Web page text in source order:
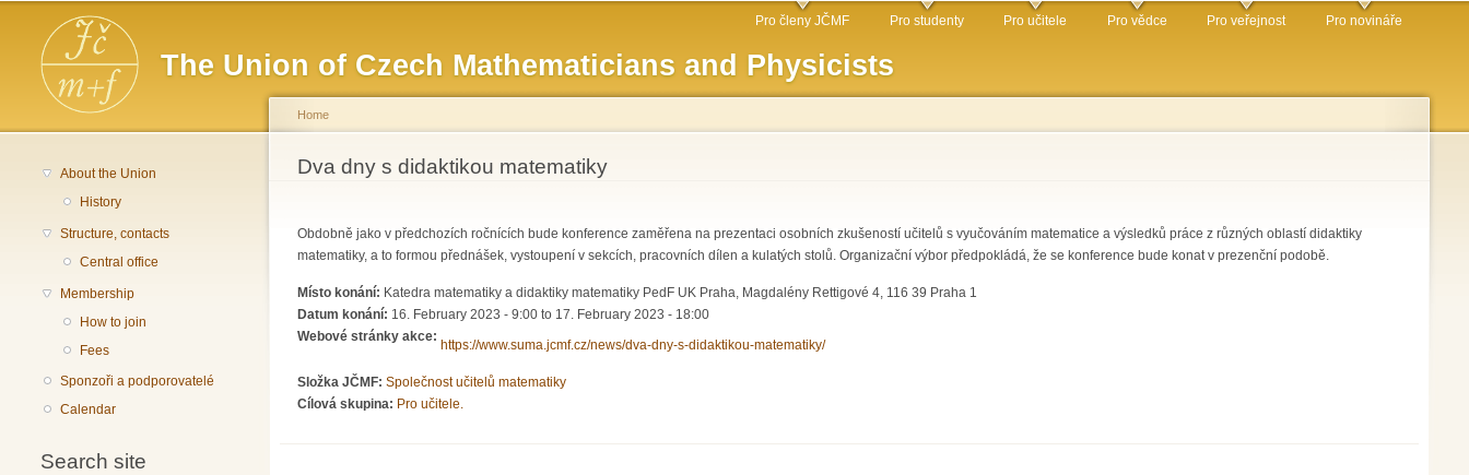
The Union of Czech Mathematicians and Physicists
Main menu Pro členy JČMF Pro studenty Pro učitele Pro vědce Pro veřejnost Pro novináře
About the Union
History
Structure, contacts
Central office
Membership
How to join
Fees
Sponzoři a podporovatelé
Calendar
Search site
You are here
Home
Dva dny s didaktikou matematiky
Obdobně jako v předchozích ročnících bude konference zaměřena na prezentaci osobních zkušeností učitelů s vyučováním matematice a výsledků práce z různých oblastí didaktiky
matematiky, a to formou přednášek, vystoupení v sekcích, pracovních dílen a kulatých stolů. Organizační výbor předpokládá, že se konference bude konat v prezenční podobě.
Místo konání: Katedra matematiky a didaktiky matematiky PedF UK Praha, Magdalény Rettigové 4, 116 39 Praha 1
Datum konání: 16. February 2023 - 9:00 to 17. February 2023 - 18:00
Webové stránky akce:
https://www.suma.jcmf.cz/news/dva-dny-s-didaktikou-matematiky/
Složka JČMF: Společnost učitelů matematiky
Cílová skupina: Pro učitele.